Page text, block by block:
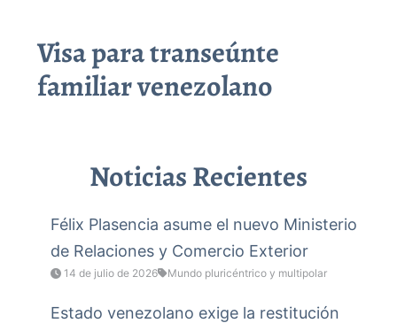
Visa para transeúnte
familiar venezolano
Noticias Recientes
Félix Plasencia asume el nuevo Ministerio
de Relaciones y Comercio Exterior
14 de julio de 2026 Mundo pluricéntrico y multipolar
Estado venezolano exige la restitución